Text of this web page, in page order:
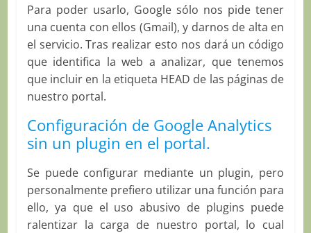
Para poder usarlo, Google sólo nos pide tener
una cuenta con ellos (Gmail), y darnos de alta en
el servicio. Tras realizar esto nos dará un código
que identifica la web a analizar, que tenemos
que incluir en la etiqueta HEAD de las páginas de
nuestro portal.
Configuración de Google Analytics
sin un plugin en el portal.
Se puede configurar mediante un plugin, pero
personalmente prefiero utilizar una función para
ello, ya que el uso abusivo de plugins puede
ralentizar la carga de nuestro portal, lo cual